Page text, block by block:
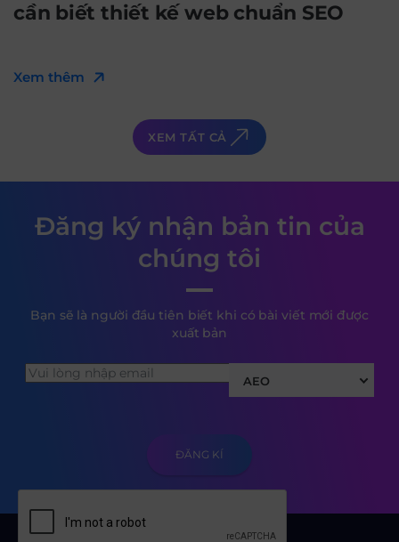
cần biết thiết kế web chuẩn SEO
Xem thêm
XEM TẤT CẢ
Đăng ký nhận bản tin của
chúng tôi
Bạn sẽ là người đầu tiên biết khi có bài viết mới được
xuất bản
AEO